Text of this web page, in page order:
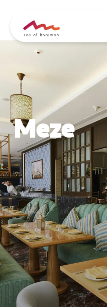
Inspire-se
Onde ficar
Coisas para fazer
Planeje sua viagem
🇵🇹 PT
Meze